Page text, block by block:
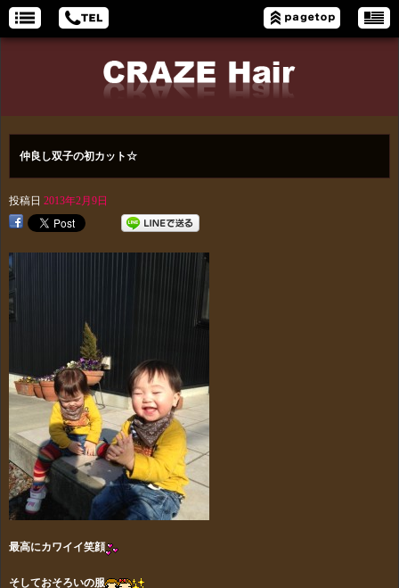
仲良し双子の初カット☆
投稿日 2013年2月9日
最高にカワイイ笑顔
そしておそろいの服